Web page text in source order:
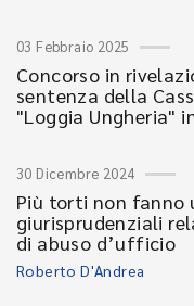
03 Febbraio 2025
Concorso in
sentenza della
"Loggia Ungheria"
30 Dicembre 2024
Più torti non fanno
giurisprudenziali
di abuso d’ufficio
Roberto D'Andrea